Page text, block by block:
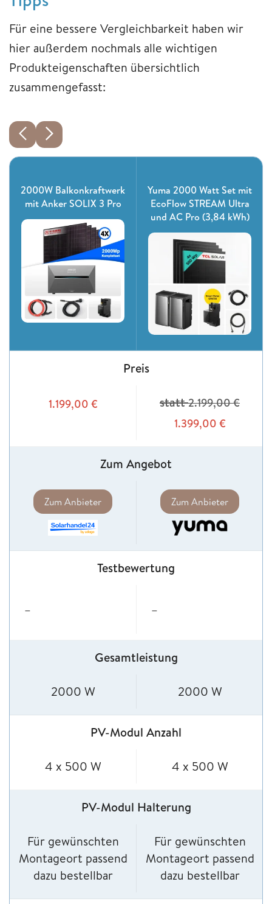
Für eine bessere Vergleichbarkeit haben wir
hier außerdem nochmals alle wichtigen
Produkteigenschaften übersichtlich
zusammengefasst:
2000W Balkonkraftwerk
mit Anker SOLIX 3 Pro
Yuma 2000 Watt Set mit
EcoFlow STREAM Ultra
und AC Pro (3,84 kWh)
Preis
1.199,00 € statt2.199,00€
1.399,00 €
Zum Angebot
Zum Anbieter Zum Anbieter
Testbewertung
– –
Gesamtleistung
2000 W 2000 W
PV-Modul Anzahl
4 x 500 W 4 x 500 W
PV-Modul Halterung
Für gewünschten
Montageort passend
dazu bestellbar
Für gewünschten
Montageort passend
dazu bestellbar